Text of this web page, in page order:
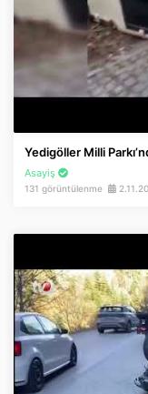
Yedigöller Milli
Asayiş
131 görüntülenme